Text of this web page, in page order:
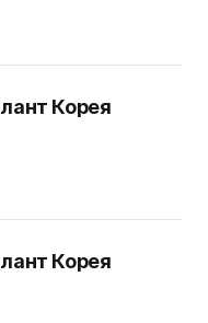
Корея
Корея